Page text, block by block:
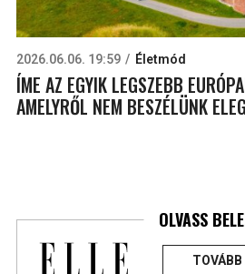
2026.06.06. 19:59 Életmód
ÍME AZ EGYIK LEGSZEBB
AMELYRŐL NEM BESZÉLÜNK
OLVASS